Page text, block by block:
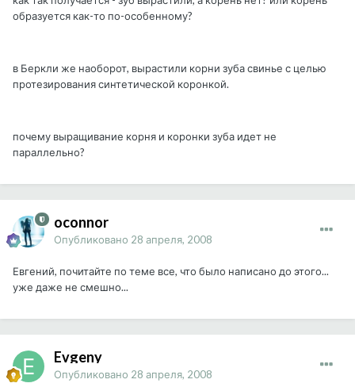
образуется как-то по-особенному?
в Беркли же наоборот, вырастили корни зуба свинье с целью
протезирования синтетической коронкой.
почему выращивание корня и коронки зуба идет не
параллельно?
oconnor
Опубликовано 28 апреля, 2008
Евгений, почитайте по теме все, что было написано до этого...
уже даже не смешно...
Evgeny
Опубликовано 28 апреля, 2008